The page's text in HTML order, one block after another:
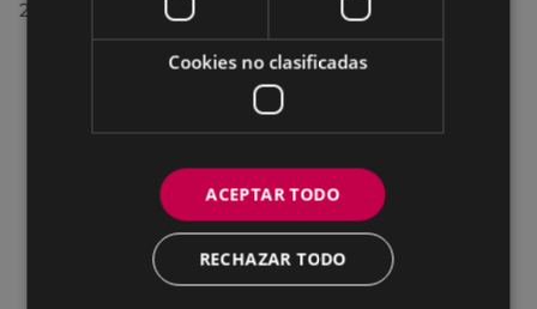
28/07/2026
Cookies no clasificadas
ACEPTAR TODO
RECHAZAR TODO